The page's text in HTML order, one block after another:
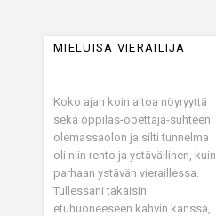
MIELUISA VIERAILIJA
Koko ajan koin aitoa nöyryyttä
sekä oppilas-opettaja-suhteen
olemassaolon ja silti tunnelma
oli niin rento ja ystävällinen, kuin
parhaan ystävän vieraillessa.
Tullessani takaisin
etuhuoneeseen kahvin kanssa,